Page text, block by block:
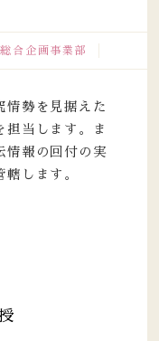
総合企画事業部
情勢を見据えた
担当します。ま
情報の回付の実
します。